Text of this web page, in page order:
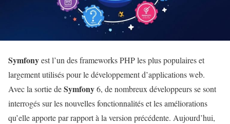
Symfonyest l’un des frameworks PHP les plus populaires et
largement utilisés pour le développement d’applications web.
Avec la sortie deSymfony6, de nombreux développeurs se sont
interrogés sur les nouvelles fonctionnalités et les améliorations
qu’elle apporte par rapport à la version précédente. Aujourd’hui,